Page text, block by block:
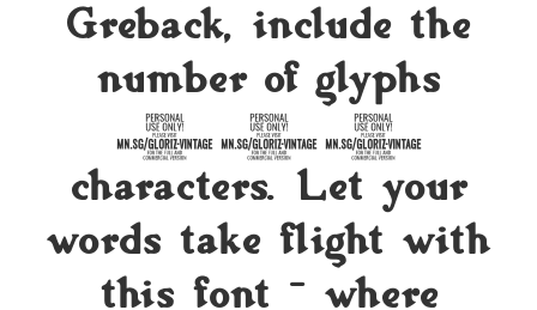
Greback, include the
number of glyphs
803
characters. Let your
words take flight with
this font — where